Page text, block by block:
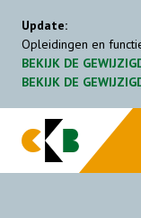
Update:
Opleidingen en
BEKIJK DE
BEKIJK DE
Gecertificeerde CKB
Regeling